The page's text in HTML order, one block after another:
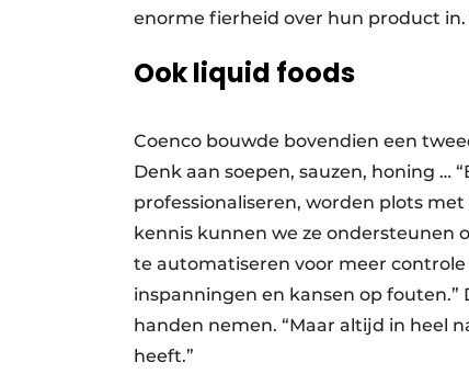
enorme fierheid over hun product in.
Ook liquid foods
Coenco bouwde bovendien een
Denk aan soepen, sauzen, honing …
professionaliseren, worden plots
kennis kunnen we ze ondersteunen
te automatiseren voor meer
inspanningen en kansen op fouten.”
handen nemen. “Maar altijd in heel
heeft.”